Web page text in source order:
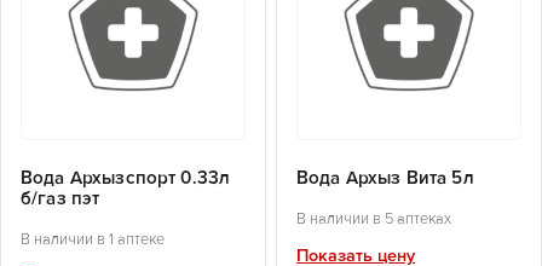
Вода Архызспорт 0.33л
б/газ пэт
В наличии в 1 аптеке
Вода Архыз Вита 5л
В наличии в 5 аптеках
Показать цену